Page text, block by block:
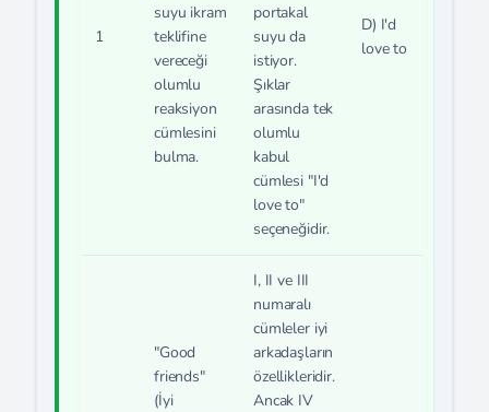
1
suyu ikram
teklifine
vereceği
olumlu
reaksiyon
cümlesini
bulma.
portakal
suyu da
istiyor.
Şıklar
arasında tek
olumlu
kabul
cümlesi "I'd
love to"
seçeneğidir.
D) I'd
love to
"Good
friends"
(İyi
I, II ve III
numaralı
cümleler iyi
arkadaşların
özellikleridir.
Ancak IV